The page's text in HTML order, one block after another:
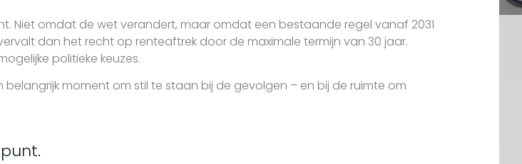
Niet omdat de wet verandert, maar omdat een bestaande regel vanaf 2031
dan het recht op renteaftrek door de maximale termijn van 30 jaar.
politieke keuzes.
belangrijk moment om stil te staan bij de gevolgen – en bij de ruimte om